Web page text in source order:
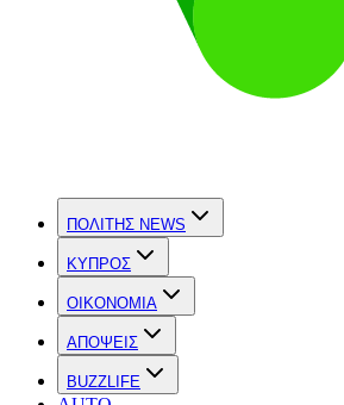
ΠΟΛΙΤΗΣ NEWS
ΚΥΠΡΟΣ
OIKONOMIA
ΑΠΟΨΕΙΣ
BUZZLIFE